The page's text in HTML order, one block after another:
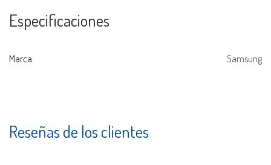
Especificaciones
Marca Samsung
Reseñas de los clientes